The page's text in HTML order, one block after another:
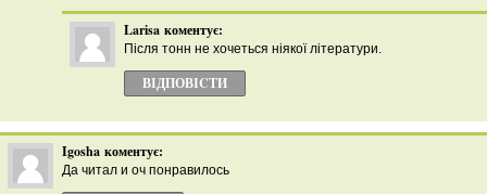
Larisa коментує:
Після тонн не хочеться ніякої літератури.
ВІДПОВІCТИ
Igosha коментує:
Да читал и оч понравилось